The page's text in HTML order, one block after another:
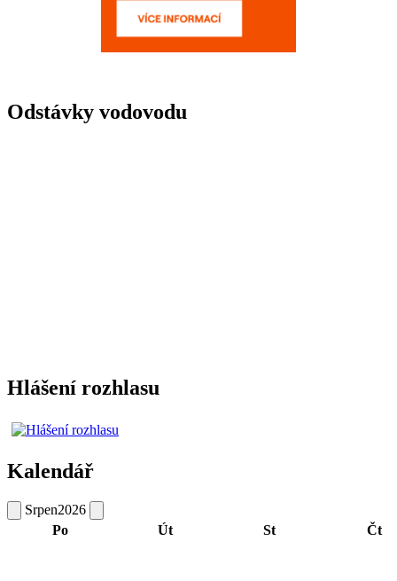
Odstávky vodovodu
Hlášení rozhlasu
Kalendář
Srpen2026
Po
Út St Čt